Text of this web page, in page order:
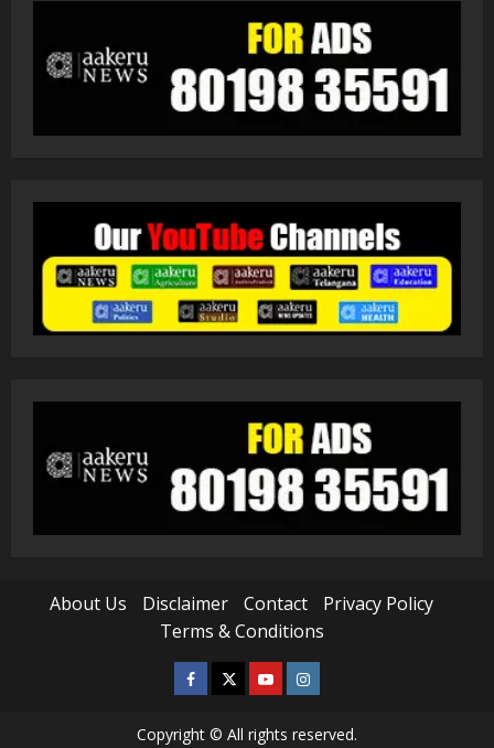
About Us Disclaimer Contact
Privacy Policy
Terms & Conditions